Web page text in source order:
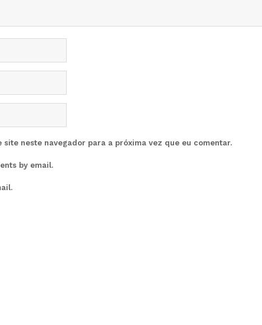
site neste navegador para a próxima vez que eu comentar.
by email.